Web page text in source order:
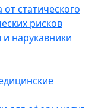
статического
рисков
нарукавники